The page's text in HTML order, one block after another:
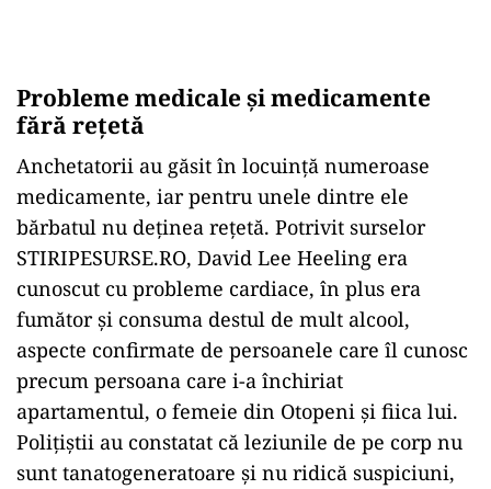
Probleme medicale și medicamente
fără rețetă
Anchetatorii au găsit în locuință numeroase
medicamente, iar pentru unele dintre ele
bărbatul nu deținea rețetă. Potrivit surselor
STIRIPESURSE.RO, David Lee Heeling era
cunoscut cu probleme cardiace, în plus era
fumător și consuma destul de mult alcool,
aspecte confirmate de persoanele care îl cunosc
precum persoana care i-a închiriat
apartamentul, o femeie din Otopeni și fiica lui.
Polițiștii au constatat că leziunile de pe corp nu
sunt tanatogeneratoare și nu ridică suspiciuni,